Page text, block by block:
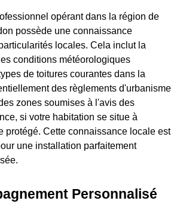
opérant dans la région de
possède une connaissance
locales. Cela inclut la
conditions météorologiques
de toitures courantes dans la
des règlements d'urbanisme
zones soumises à l'avis des
si votre habitation se situe à
protégé. Cette connaissance locale est
une installation parfaitement
Personnalisé